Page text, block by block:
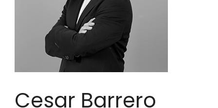
Cesar Barrero